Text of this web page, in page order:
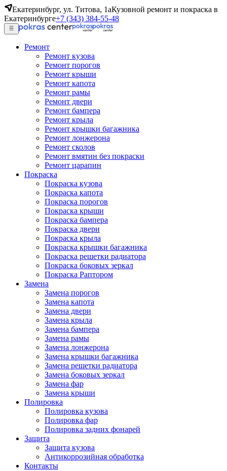
Екатеринбург, ул. Титова, 1аКузовной ремонт и покраска в
Екатеринбурге+7 (343) 384-55-48
Ремонт
Ремонт кузова
Ремонт порогов
Ремонт крыши
Ремонт капота
Ремонт рамы
Ремонт двери
Ремонт бампера
Ремонт крыла
Ремонт крышки багажника
Ремонт лонжерона
Ремонт сколов
Ремонт вмятин без покраски
Ремонт царапин
Покраска
Покраска кузова
Покраска капота
Покраска порогов
Покраска крыши
Покраска бампера
Покраска двери
Покраска крыла
Покраска крышки багажника
Покраска решетки радиатора
Покраска боковых зеркал
Покраска Раптором
Замена
Замена порогов
Замена капота
Замена двери
Замена крыла
Замена бампера
Замена рамы
Замена лонжерона
Замена крышки багажника
Замена решетки радиатора
Замена боковых зеркал
Замена фар
Замена крыши
Полировка
Полировка кузова
Полировка фар
Полировка задних фонарей
Защита
Защита кузова
Антикоррозийная обработка
Контакты